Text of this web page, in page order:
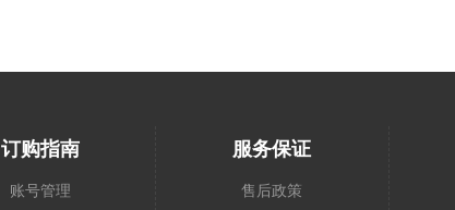
订购指南
账号管理
服务保证
售后政策